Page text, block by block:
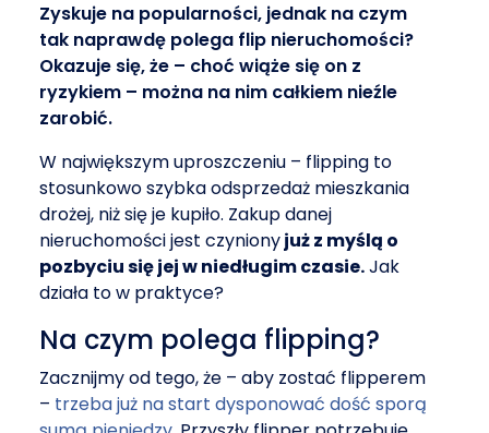
Zyskuje na popularności, jednak na czym
tak naprawdę polega flip nieruchomości?
Okazuje się, że – choć wiąże się on z
ryzykiem – można na nim całkiem nieźle
zarobić.
W największym uproszczeniu – flipping to
stosunkowo szybka odsprzedaż mieszkania
drożej, niż się je kupiło. Zakup danej
nieruchomości jest czynionyjuż z myślą o
pozbyciu się jej w niedługim czasie.Jak
działa to w praktyce?
Na czym polega flipping?
Zacznijmy od tego, że – aby zostać flipperem
– trzeba już na start dysponować dość sporą